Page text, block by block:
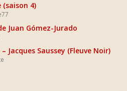
4)
Juan Gómez-Jurado
Jacques Saussey (Fleuve Noir)